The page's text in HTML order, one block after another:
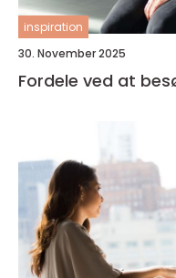
inspiration
30. November 2025
Fordele ved at